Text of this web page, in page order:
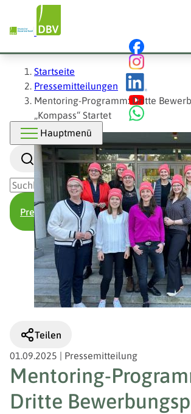
Inhalt
Hauptnavigation
Hauptmenü
Suche
Presse
Pfadnavigation
Startseite
Pressemitteilungen
Mentoring-Programm: Dritte
„Kompass“ Startet
Teilen
01.09.2025 | Pressemitteilung
Mentoring-
Dritte